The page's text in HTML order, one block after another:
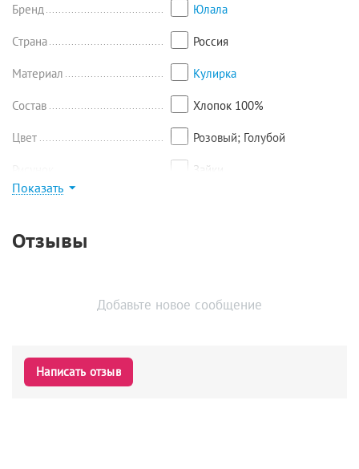
Бренд Юлала
Страна Россия
Материал Кулирка
Состав Хлопок 100%
Цвет Розовый; Голубой
Зайки
Показать
Отзывы
Добавьте новое сообщение
Написать отзыв